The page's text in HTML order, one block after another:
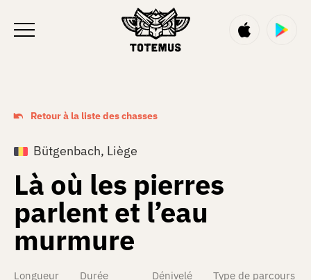
Retour à la liste des chasses
Bütgenbach, Liège
Là où les pierres
parlent et l’eau
murmure
Longueur Durée Dénivelé Type de parcours